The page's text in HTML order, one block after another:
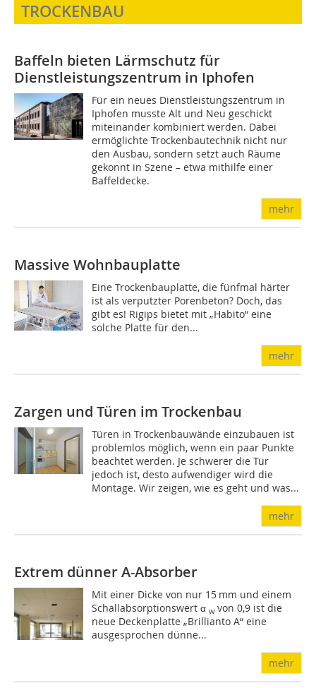
TROCKENBAU
Baffeln bieten Lärmschutz für
Dienstleistungszentrum in Iphofen
Für ein neues Dienstleistungszentrum in
Iphofen musste Alt und Neu geschickt
miteinander kombiniert werden. Dabei
ermöglichte Trockenbautechnik nicht nur
den Ausbau, sondern setzt auch Räume
gekonnt in Szene – etwa mithilfe einer
Baffeldecke.
mehr
Massive Wohnbauplatte
Eine Trockenbauplatte, die fünfmal härter
ist als verputzter Porenbeton? Doch, das
gibt es! Rigips bietet mit „Habito“ eine
solche Platte für den...
mehr
Zargen und Türen im Trockenbau
Türen in Trockenbauwände einzubauen ist
problemlos möglich, wenn ein paar Punkte
beachtet werden. Je schwerer die Tür
jedoch ist, desto aufwendiger wird die
Montage. Wir zeigen, wie es geht und was...
mehr
Extrem dünner A-Absorber
Mit einer Dicke von nur 15 mm und einem
Schallabsorptionswert αwvon 0,9 ist die
neue Deckenplatte „Brillianto A“ eine
ausgesprochen dünne...
mehr